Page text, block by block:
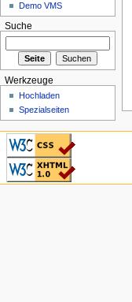
Demo VMS
Suche
Werkzeuge
Hochladen
Spezialseiten
CSS ist valide!
Valid XHTML 1.0
Transitional